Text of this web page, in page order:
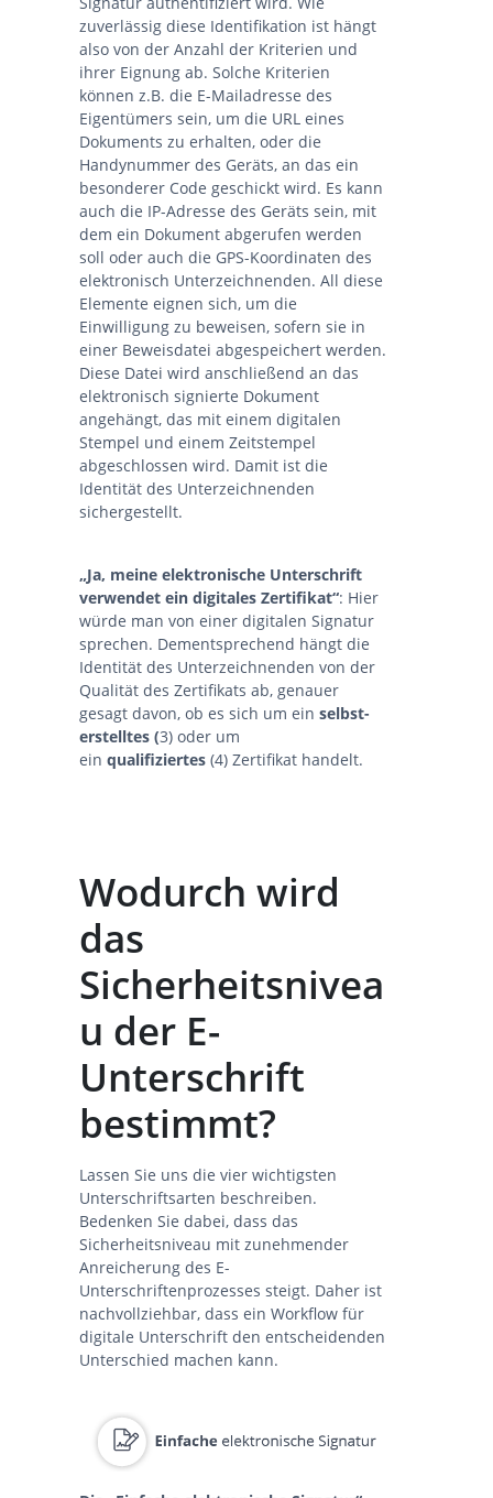
zuverlässig diese Identifikation ist hängt
also von der Anzahl der Kriterien und
ihrer Eignung ab. Solche Kriterien
können z.B. die E-Mailadresse des
Eigentümers sein, um die URL eines
Dokuments zu erhalten, oder die
Handynummer des Geräts, an das ein
besonderer Code geschickt wird. Es kann
auch die IP-Adresse des Geräts sein, mit
dem ein Dokument abgerufen werden
soll oder auch die GPS-Koordinaten des
elektronisch Unterzeichnenden. All diese
Elemente eignen sich, um die
Einwilligung zu beweisen, sofern sie in
einer Beweisdatei abgespeichert werden.
Diese Datei wird anschließend an das
elektronisch signierte Dokument
angehängt, das mit einem digitalen
Stempel und einem Zeitstempel
abgeschlossen wird. Damit ist die
Identität des Unterzeichnenden
sichergestellt.
„Ja, meine elektronische Unterschrift
verwendet ein digitales Zertifikat“: Hier
würde man von einer digitalen Signatur
sprechen. Dementsprechend hängt die
Identität des Unterzeichnenden von der
Qualität des Zertifikats ab, genauer
gesagt davon, ob es sich um ein selbst-
erstelltes (3) oder um
ein qualifiziertes (4) Zertifikat handelt.
Wodurch wird
das
Sicherheitsnivea
u der E-
Unterschrift
bestimmt?
Lassen Sie uns die vier wichtigsten
Unterschriftsarten beschreiben.
Bedenken Sie dabei, dass das
Sicherheitsniveau mit zunehmender
Anreicherung des E-
Unterschriftenprozesses steigt. Daher ist
nachvollziehbar, dass ein Workflow für
digitale Unterschrift den entscheidenden
Unterschied machen kann.